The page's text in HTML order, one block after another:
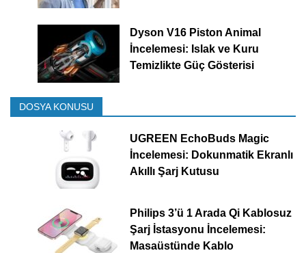
Dyson V16 Piston Animal
İncelemesi: Islak ve Kuru
Temizlikte Güç Gösterisi
DOSYA KONUSU
UGREEN EchoBuds Magic
İncelemesi: Dokunmatik Ekranlı
Akıllı Şarj Kutusu
Philips 3’ü 1 Arada Qi Kablosuz
Şarj İstasyonu İncelemesi:
Masaüstünde Kablo